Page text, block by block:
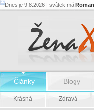
Dnes je 9.8.2026 | svátek má Roman
Články Blogy
Krásná Zdravá